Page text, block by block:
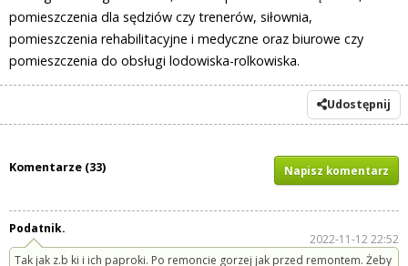
pomieszczenia dla sędziów czy trenerów, siłownia,
pomieszczenia rehabilitacyjne i medyczne oraz biurowe czy
pomieszczenia do obsługi lodowiska-rolkowiska.
Udostępnij
Komentarze (33) Napisz komentarz
Podatnik.
2022-11-12 22:52
Tak jak z.b ki i ich paproki. Po remoncie gorzej jak przed remontem. Żeby